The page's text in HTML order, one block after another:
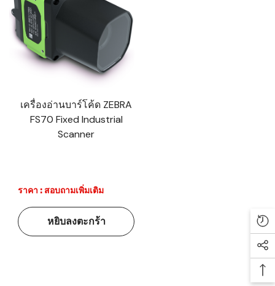
เครื่องอ่านบาร์โค้ด ZEBRA
FS70 Fixed Industrial
Scanner
ราคา : สอบถามเพิ่มเติม
หยิบลงตะกร้า